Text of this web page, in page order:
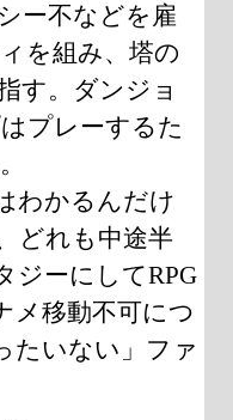
ー不などを雇
を組み、塔の
す。ダンジョ
プレーするた
わかるんだけ
どれも中途半
ジーにしてRPG
メ移動不可につ
たいない」ファ